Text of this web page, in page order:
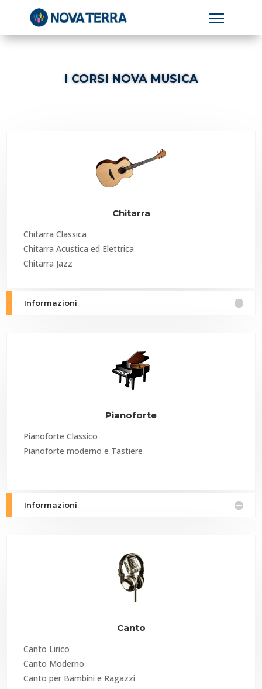
I CORSI NOVA MUSICA
Chitarra
Chitarra Classica
Chitarra Acustica ed Elettrica
Chitarra Jazz
Informazioni
Pianoforte
Pianoforte Classico
Pianoforte moderno e Tastiere
Informazioni
Canto
Canto Lirico
Canto Moderno
Canto per Bambini e Ragazzi